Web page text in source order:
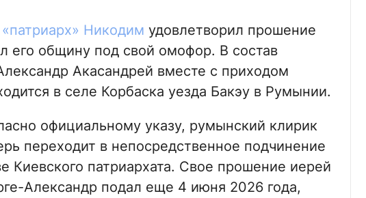
«патриарх» Никодим удовлетворил прошение
его общину под свой омофор. В состав
Акасандрей вместе с приходом
в селе Корбаска уезда Бакэу в Румынии.
официальному указу, румынский клирик
переходит в непосредственное подчинение
Киевского патриархата. Свое прошение иерей
Александр подал еще 4 июня 2026 года,